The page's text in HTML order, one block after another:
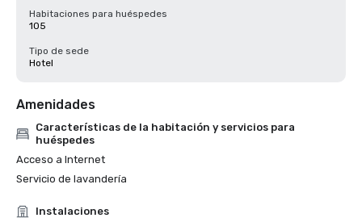
Habitaciones para huéspedes
105
Tipo de sede
Hotel
Amenidades
Características de la habitación y servicios para
huéspedes
Acceso a Internet
Servicio de lavandería
Instalaciones